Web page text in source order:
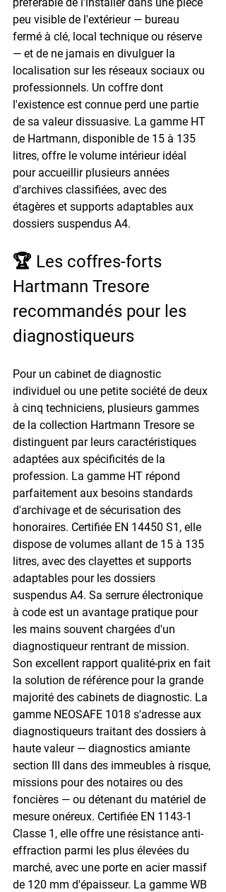
peu visible de l'extérieur — bureau
fermé à clé, local technique ou réserve
— et de ne jamais en divulguer la
localisation sur les réseaux sociaux ou
professionnels. Un coffre dont
l'existence est connue perd une partie
de sa valeur dissuasive. La gamme HT
de Hartmann, disponible de 15 à 135
litres, offre le volume intérieur idéal
pour accueillir plusieurs années
d'archives classifiées, avec des
étagères et supports adaptables aux
dossiers suspendus A4.
🏆 Les coffres-forts
Hartmann Tresore
recommandés pour les
diagnostiqueurs
Pour un cabinet de diagnostic
individuel ou une petite société de deux
à cinq techniciens, plusieurs gammes
de la collection Hartmann Tresore se
distinguent par leurs caractéristiques
adaptées aux spécificités de la
profession. La gamme HT répond
parfaitement aux besoins standards
d'archivage et de sécurisation des
honoraires. Certifiée EN 14450 S1, elle
dispose de volumes allant de 15 à 135
litres, avec des clayettes et supports
adaptables pour les dossiers
suspendus A4. Sa serrure électronique
à code est un avantage pratique pour
les mains souvent chargées d'un
diagnostiqueur rentrant de mission.
Son excellent rapport qualité-prix en fait
la solution de référence pour la grande
majorité des cabinets de diagnostic. La
gamme NEOSAFE 1018 s'adresse aux
diagnostiqueurs traitant des dossiers à
haute valeur — diagnostics amiante
section III dans des immeubles à risque,
missions pour des notaires ou des
foncières — ou détenant du matériel de
mesure onéreux. Certifiée EN 1143-1
Classe 1, elle offre une résistance anti-
effraction parmi les plus élevées du
marché, avec une porte en acier massif
de 120 mm d'épaisseur. La gamme WB